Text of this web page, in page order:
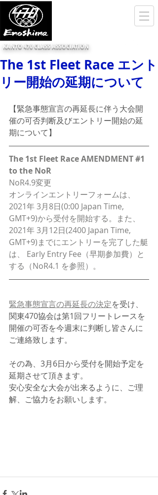
KANTO 470 CLASS ASSOCIATION
The 1st Fleet Race エント
リー開始の延期について
【緊急事態宣言の再延長に伴う大会開
催の可否判断及びエントリー開始の延
期について】
The 1st Fleet Race AMENDMENT #1
to the NoR
NoR4.9変更
オンラインエントリーフォームは、
2021年 3月8日(0:00 Japan Time,
GMT+9)から受付を開始する。また、
2021年 3月12日(2400 Japan Time,
GMT+9)までにエントリーを完了した艇
は、 Early Entry Fee（早期参加費）と
する（NoR4.1 を参照）。
緊急事態宣言の再延長の決定を受け、
関東470協会は第1回フリートレースを
開催の可否を今週末に判断し皆さんに
ご連絡致します。
その為、3月6日から受付を開始予定を
延期させて頂きます。
安心安全な大会が出来るように、ご理
解、ご協力をお願いします。